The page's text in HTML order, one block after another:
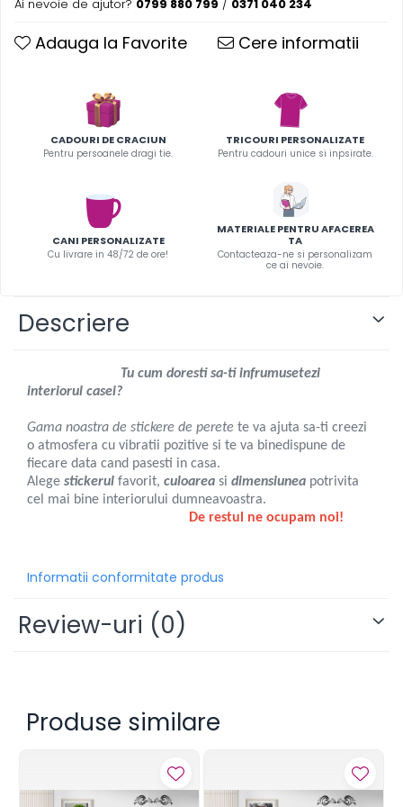
Infoboard
Steaguri
Standuri expozitionale
Standuri Medii
Standuri XL
Ai nevoie de ajutor? 0799 880 799 / 0371 040 234
Adauga la Favorite Cere informatii
CADOURI DE CRACIUN
Pentru persoanele dragi tie.
TRICOURI PERSONALIZATE
Pentru cadouri unice si inpsirate.
CANI PERSONALIZATE
Cu livrare in 48/72 de ore!
MATERIALE PENTRU AFACEREA
TA
Contacteaza-ne si personalizam
ce ai nevoie.
Descriere
Tu cum doresti sa-ti infrumusetezi
interiorul casei?
Gama noastra de stickere de perete te va ajuta sa-ti creezi
o atmosfera cu vibratii pozitive si te va binedispune de
fiecare data cand pasesti in casa.
Alege stickerul favorit, culoarea si dimensiunea potrivita
cel mai bine interiorului dumneavoastra.
De restul ne ocupam noi!
Informatii conformitate produs
Review-uri (0)
Produse similare